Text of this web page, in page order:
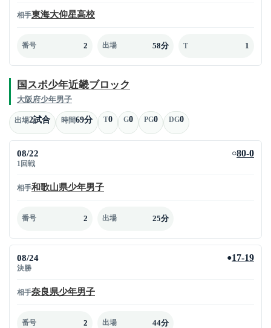
相手東海大仰星高校
番号 2 出場 58分 T 1
国スポ少年近畿ブロック
大阪府少年男子
出場2試合 時間69分 T0 G0 PG0 DG0
08/22
1回戦
○80-0
相手和歌山県少年男子
番号 2 出場 25分
08/24
決勝
●17-19
相手奈良県少年男子
番号 2 出場 44分